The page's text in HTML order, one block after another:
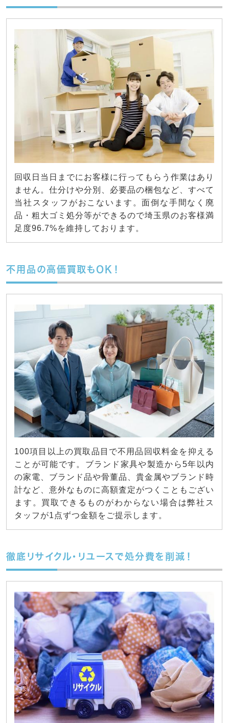
回収日当日までにお客様に行ってもらう作業はあり
ません。仕分けや分別、必要品の梱包など、すべて
当社スタッフがおこないます。面倒な手間なく廃
品・粗大ゴミ処分等ができるので埼玉県のお客様満
足度96.7%を維持しております。
不用品の高価買取もOK！
100項目以上の買取品目で不用品回収料金を抑える
ことが可能です。ブランド家具や製造から5年以内
の家電、ブランド品や骨董品、貴金属やブランド時
計など、意外なものに高額査定がつくこともござい
ます。買取できるものがわからない場合は弊社ス
タッフが1点ずつ金額をご提示します。
徹底リサイクル・リユースで処分費を削減！